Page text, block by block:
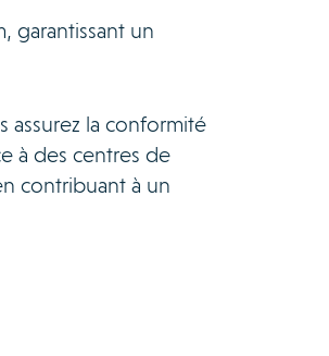
garantissant un
assurez la conformité
à des centres de
contribuant à un